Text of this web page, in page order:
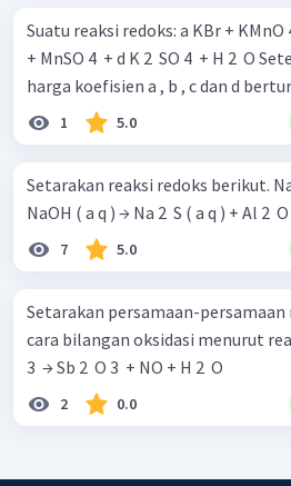
Suatu reaksi redoks: a KBr + KMnO 4 ​ + b H 2 ​ SO 4 ​ → c Br 2 ​
+ MnSO 4 ​ + d K 2 ​ SO 4 ​ + H 2 ​ O Setelah disetarakan maka
harga koefisien a , b , c dan d
1 5.0
Setarakan reaksi redoks berikut. NaHSO 4 ​ ( a q ) + Al ( s ) +
NaOH ( a q ) → Na 2 ​ S ( a q ) + Al 2
7 5.0
Setarakan persamaan-
cara bilangan oksidasi menurut reaksi
3 ​ → Sb 2 ​ O 3 ​ + NO + H 2 ​ O
2 0.0